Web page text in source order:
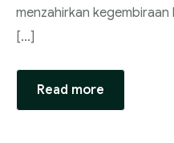
menzahirkan
[…]
Read more